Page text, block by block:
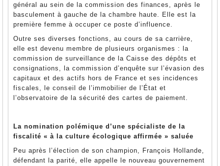
général au sein de la commission des finances, après le
basculement à gauche de la chambre haute. Elle est la
première femme à occuper ce poste d’influence.
Outre ses diverses fonctions, au cours de sa carrière,
elle est devenu membre de plusieurs organismes : la
commission de surveillance de la Caisse des dépôts et
consignations, la commission d’enquête sur l’évasion des
capitaux et des actifs hors de France et ses incidences
fiscales, le conseil de l’immobilier de l’État et
l’observatoire de la sécurité des cartes de paiement.
La nomination polémique d’une spécialiste de la
fiscalité « à la culture écologique affirmée » saluée
Peu après l’élection de son champion, François Hollande,
défendant la parité, elle appelle le nouveau gouvernement